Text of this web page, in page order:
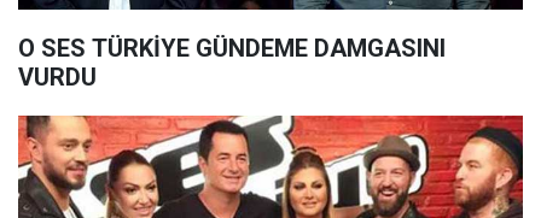
O SES TÜRKİYE GÜNDEME DAMGASINI
VURDU